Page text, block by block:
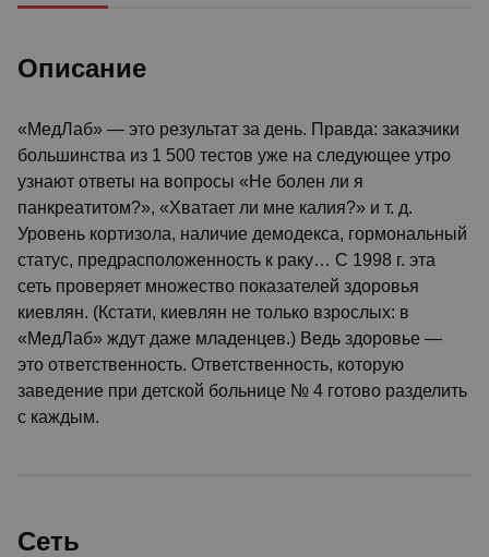
Описание
«МедЛаб» — это результат за день. Правда: заказчики
большинства из 1 500 тестов уже на следующее утро
узнают ответы на вопросы «Не болен ли я
панкреатитом?», «Хватает ли мне калия?» и т. д.
Уровень кортизола, наличие демодекса, гормональный
статус, предрасположенность к раку… С 1998 г. эта
сеть проверяет множество показателей здоровья
киевлян. (Кстати, киевлян не только взрослых: в
«МедЛаб» ждут даже младенцев.) Ведь здоровье —
это ответственность. Ответственность, которую
заведение при детской больнице № 4 готово разделить
с каждым.
Сеть